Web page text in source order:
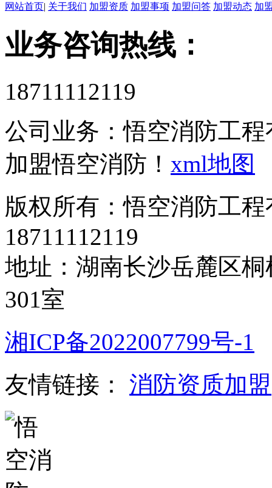
网站首页| 关于我们 加盟资质 加盟事项 加盟问答 加盟动态 加
业务咨询热线：
18711112119
公司业务：悟空消防工
加盟悟空消防！ xml地图
版权所有：悟空消防工
18711112119
地址：湖南长沙岳麓区
301室
湘ICP备2022007799号-1
友情链接： 消防资质加盟